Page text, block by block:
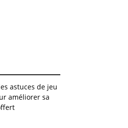
astuces de jeu
améliorer sa